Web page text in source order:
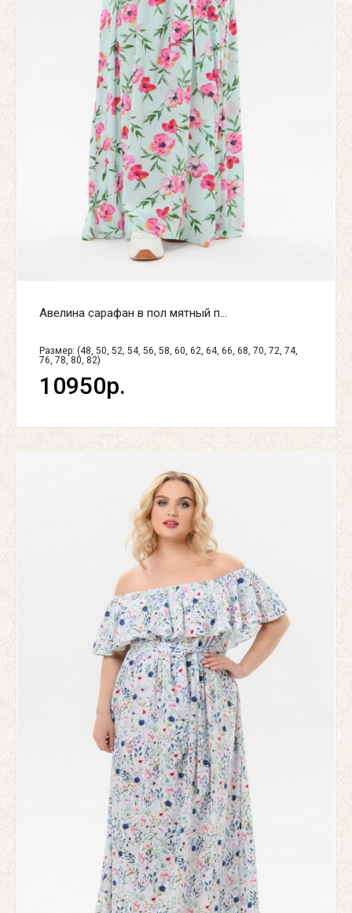
Авелина сарафан в пол мятный п...
Размер: (48, 50, 52, 54, 56, 58, 60, 62, 64, 66, 68, 70, 72, 74,
76, 78, 80, 82)
10950р.